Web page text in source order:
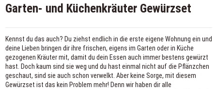
Garten- und Küchenkräuter Gewürzset
Kennst du das auch? Du ziehst endlich in die erste eigene Wohnung ein und
deine Lieben bringen dir ihre frischen, eigens im Garten oder in Küche
gezogenen Kräuter mit, damit du dein Essen auch immer bestens gewürzt
hast. Doch kaum sind sie weg und du hast einmal nicht auf die Pflänzchen
geschaut, sind sie auch schon verwelkt. Aber keine Sorge, mit diesem
Gewürzset ist das kein Problem mehr! Denn wir haben dir alle